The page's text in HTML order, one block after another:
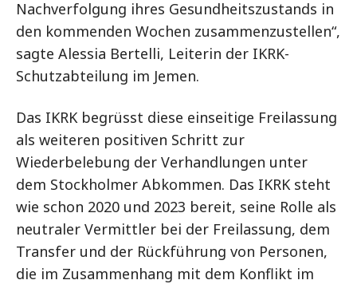
Nachverfolgung ihres Gesundheitszustands in
den kommenden Wochen zusammenzustellen“,
sagte Alessia Bertelli, Leiterin der IKRK-
Schutzabteilung im Jemen.
Das IKRK begrüsst diese einseitige Freilassung
als weiteren positiven Schritt zur
Wiederbelebung der Verhandlungen unter
dem Stockholmer Abkommen. Das IKRK steht
wie schon 2020 und 2023 bereit, seine Rolle als
neutraler Vermittler bei der Freilassung, dem
Transfer und der Rückführung von Personen,
die im Zusammenhang mit dem Konflikt im